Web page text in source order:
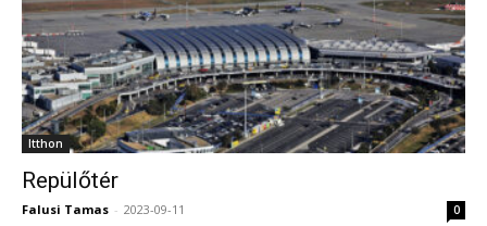
Itthon
Repülőtér
Falusi Tamas - 2023-09-11 0